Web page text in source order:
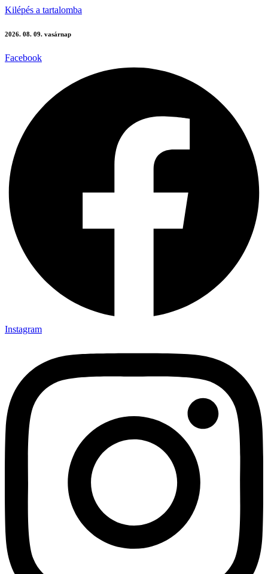
Kilépés a tartalomba
2026. 08. 09. vasárnap
Facebook
Instagram